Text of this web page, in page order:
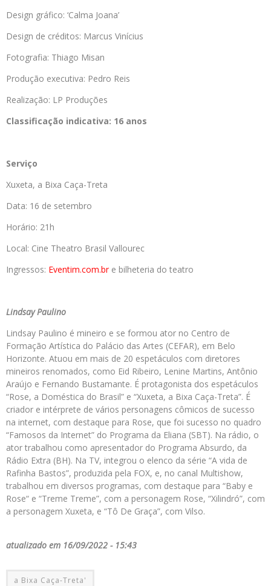
Design gráfico: ‘Calma Joana’
Design de créditos: Marcus Vinícius
Fotografia: Thiago Misan
Produção executiva: Pedro Reis
Realização: LP Produções
Classificação indicativa: 16 anos
Serviço
Xuxeta, a Bixa Caça-Treta
Data: 16 de setembro
Horário: 21h
Local: Cine Theatro Brasil Vallourec
Ingressos: Eventim.com.bre bilheteria do teatro
Lindsay Paulino
Lindsay Paulino é mineiro e se formou ator no Centro de
Formação Artística do Palácio das Artes (CEFAR), em Belo
Horizonte. Atuou em mais de 20 espetáculos com diretores
mineiros renomados, como Eid Ribeiro, Lenine Martins, Antônio
Araújo e Fernando Bustamante. É protagonista dos espetáculos
“Rose, a Doméstica do Brasil” e “Xuxeta, a Bixa Caça-Treta”. É
criador e intérprete de vários personagens cômicos de sucesso
na internet, com destaque para Rose, que foi sucesso no quadro
“Famosos da Internet” do Programa da Eliana (SBT). Na rádio, o
ator trabalhou como apresentador do Programa Absurdo, da
Rádio Extra (BH). Na TV, integrou o elenco da série “A vida de
Rafinha Bastos”, produzida pela FOX, e, no canal Multishow,
trabalhou em diversos programas, com destaque para “Baby e
Rose“ e “Treme Treme”, com a personagem Rose, “Xilindró”, com
a personagem Xuxeta, e “Tô De Graça”, com Vilso.
atualizado em 16/09/2022 - 15:43
a Bixa Caça-Treta'